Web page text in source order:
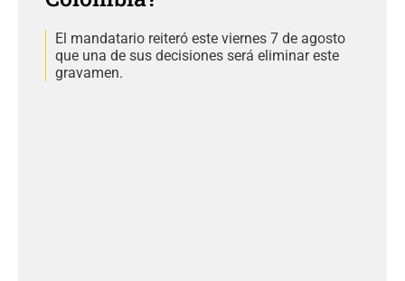
El mandatario reiteró este viernes 7 de agosto
que una de sus decisiones será eliminar este
gravamen.